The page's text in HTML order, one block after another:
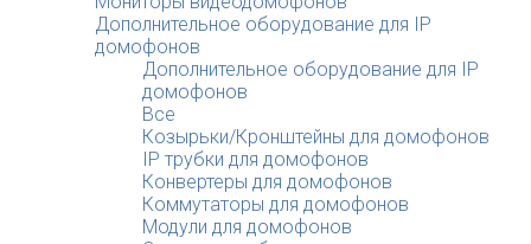
Дополнительное оборудование для IP
домофонов
Дополнительное оборудование для IP
домофонов
Все
Козырьки/Кронштейны для домофонов
IP трубки для домофонов
Конвертеры для домофонов
Коммутаторы для домофонов
Модули для домофонов